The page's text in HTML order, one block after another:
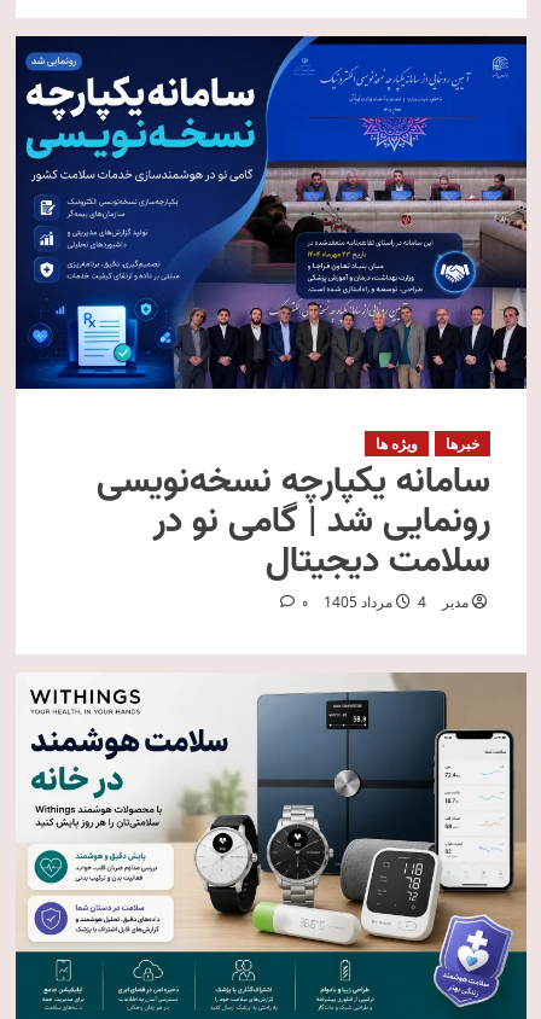
خبرها ویژه ها
سامانه یکپارچه نسخه‌نویسی
رونمایی شد | گامی نو در
سلامت دیجیتال
مدیر 4 مرداد 1405 0